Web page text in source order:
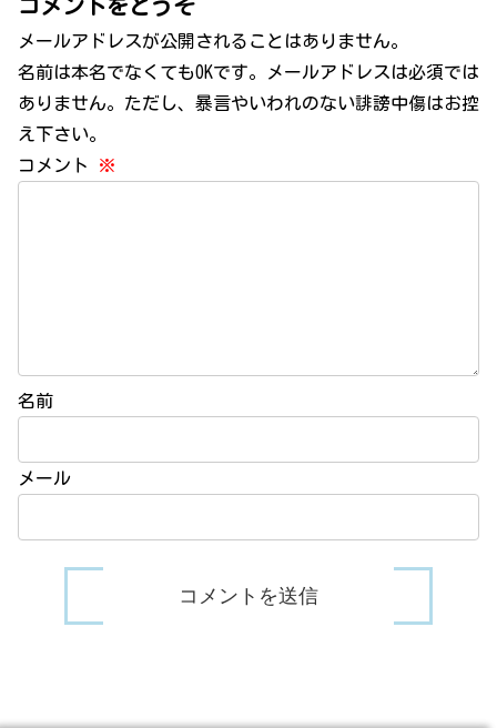
コメントをどうぞ
メールアドレスが公開されることはありません。
名前は本名でなくてもOKです。メールアドレスは必須では
ありません。ただし、暴言やいわれのない誹謗中傷はお控
え下さい。
コメント
※
名前
メール